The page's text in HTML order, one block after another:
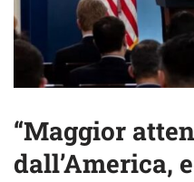
“Maggior
dall’America,